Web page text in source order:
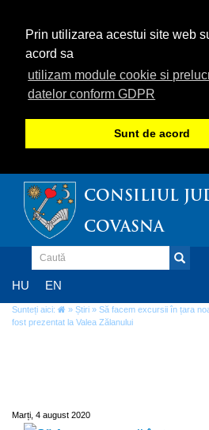
Prin utilizarea acestui site web
acord sa
utilizam module cookie si
datelor conform GDPR
Sunt de acord
CONSILIUL
COVASNA
HU EN
Sunteți aici: » Știri » Să facem excursii în țara
fost prezentat la Valea Zălanului
Marți, 4 august 2020